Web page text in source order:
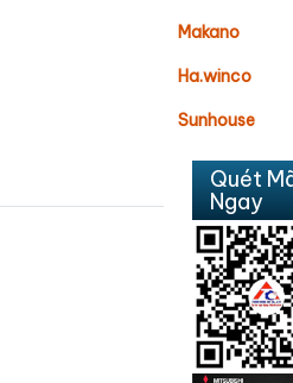
Makano
Ha.winco
Sunhouse
Quét
Ngay